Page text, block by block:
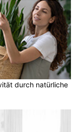
durch natürliche